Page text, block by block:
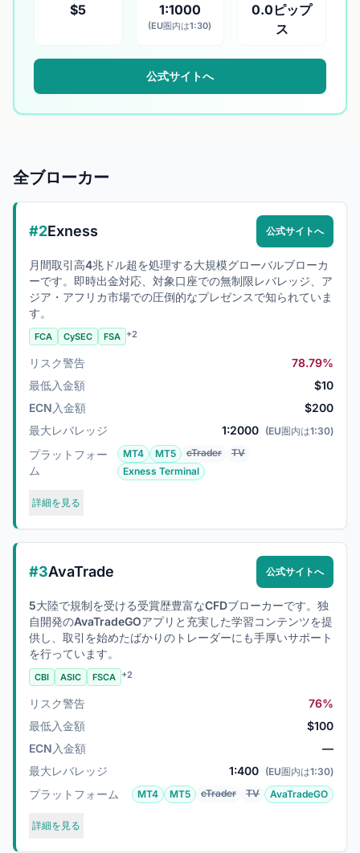
$5 1:1000
(EU圏内は1:30)
0.0ピップ
ス
公式サイトへ
全ブローカー
#2Exness 公式サイトへ
月間取引高4兆ドル超を処理する大規模グローバルブローカ
ーです。即時出金対応、対象口座での無制限レバレッジ、ア
ジア・アフリカ市場での圧倒的なプレゼンスで知られていま
す。
FCA CySEC FSA +2
リスク警告
78.79%
最低入金額
$10
ECN入金額
$200
最大レバレッジ
1:2000 (EU圏内は1:30)
プラットフォー
ム
MT4 MT5 cTrader
TV
Exness Terminal
詳細を見る
#3AvaTrade 公式サイトへ
5大陸で規制を受ける受賞歴豊富なCFDブローカーです。独
自開発のAvaTradeGOアプリと充実した学習コンテンツを提
供し、取引を始めたばかりのトレーダーにも手厚いサポート
を行っています。
CBI ASIC FSCA +2
リスク警告
76%
最低入金額
$100
ECN入金額
—
最大レバレッジ
1:400 (EU圏内は1:30)
プラットフォーム MT4 MT5 cTrader TV AvaTradeGO
詳細を見る